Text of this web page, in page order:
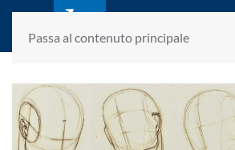
Passa al contenuto principale
fondato da Romano